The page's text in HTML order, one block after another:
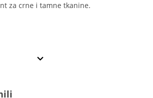
za crne i tamne tkanine.